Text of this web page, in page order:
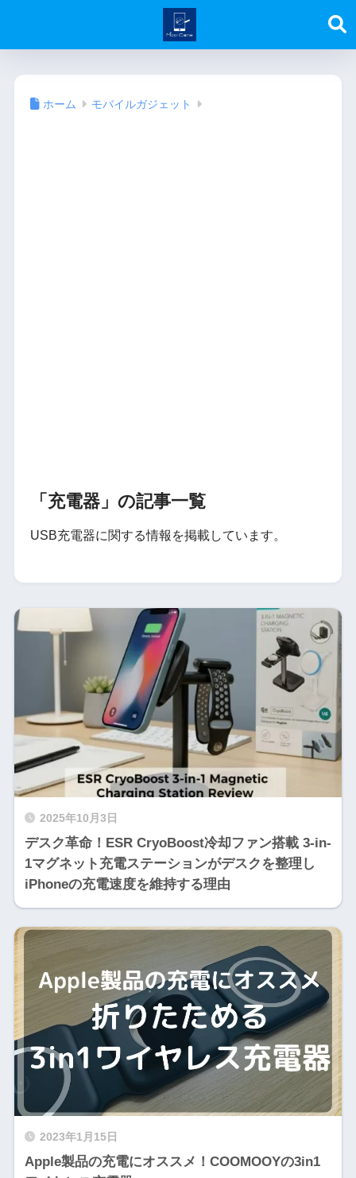
ホーム モバイルガジェット
「充電器」の記事一覧
USB充電器に関する情報を掲載しています。
2025年10月3日
デスク革命！ESR CryoBoost冷却ファン搭載 3-in-
1マグネット充電ステーションがデスクを整理し
iPhoneの充電速度を維持する理由
2023年1月15日
Apple製品の充電にオススメ！COOMOOYの3in1